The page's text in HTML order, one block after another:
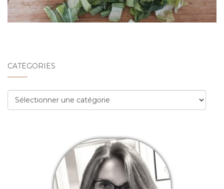
CATÉGORIES
Catégories